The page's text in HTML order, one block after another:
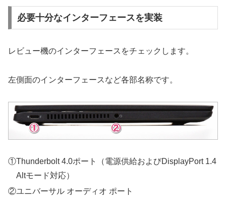
必要十分なインターフェースを実装
レビュー機のインターフェースをチェックします。
左側面のインターフェースなど各部名称です。
①Thunderbolt 4.0ポート（電源供給およびDisplayPort 1.4
Altモード対応）
②ユニバーサル オーディオ ポート